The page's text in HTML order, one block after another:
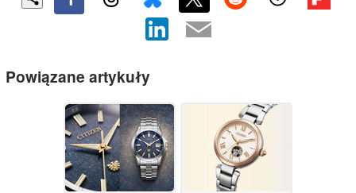
Powiązane artykuły